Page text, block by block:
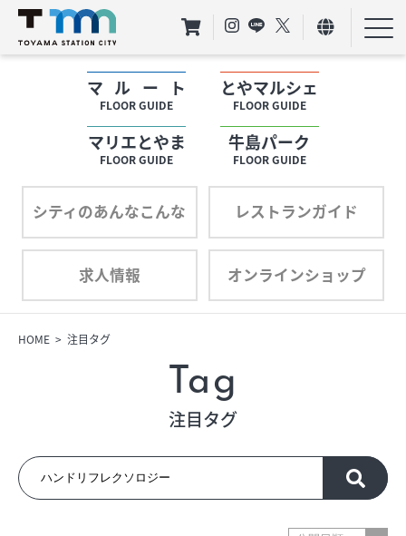
マルート
FLOOR GUIDE
とやマルシェ
FLOOR GUIDE
マリエとやま
FLOOR GUIDE
牛島パーク
FLOOR GUIDE
シティのあんなこんな レストランガイド
求人情報 オンラインショップ
フロアガイド
ショップリスト
プロフィール
フロアガイド
プロフィール
フロアガイド
ショップリスト
HOME 注目タグ
Tag
注目タグ